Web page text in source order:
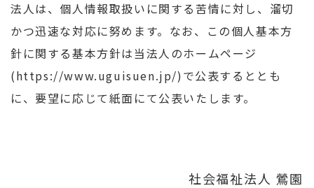
法人は、個人情報取扱いに関する苦情に対し、溜切
かつ迅速な対応に努めます。なお、この個人基本方
針に関する基本方針は当法人のホームページ
(https://www.uguisuen.jp/)で公表するととも
に、要望に応じて紙面にて公表いたします。
社会福祉法人 鶯園